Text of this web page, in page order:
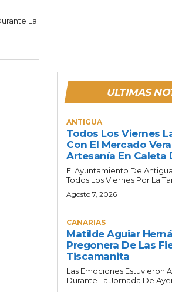
La
ULTIMAS
ANTIGUA
Todos Los Viernes
Con El Mercado
Artesanía En Caleta
El Ayuntamiento De
Todos Los Viernes Por La
Agosto 7, 2026
CANARIAS
Matilde Aguiar
Pregonera De Las
Tiscamanita
Las Emociones Estuvieron
Durante La Jornada De